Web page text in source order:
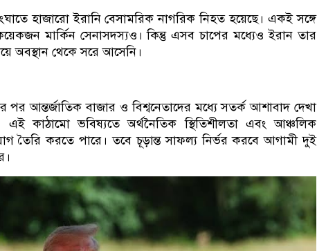
হাজারো ইরানি বেসামরিক নাগরিক নিহত হয়েছে। একই সঙ্গে
মার্কিন সেনাসদস্যও। কিন্তু এসব চাপের মধ্যেও ইরান তার
অবস্থান থেকে সরে আসেনি।
আন্তর্জাতিক বাজার ও বিশ্বনেতাদের মধ্যে সতর্ক আশাবাদ দেখা
কাঠামো ভবিষ্যতে অর্থনৈতিক স্থিতিশীলতা এবং আঞ্চলিক
তৈরি করতে পারে। তবে চূড়ান্ত সাফল্য নির্ভর করবে আগামী দুই